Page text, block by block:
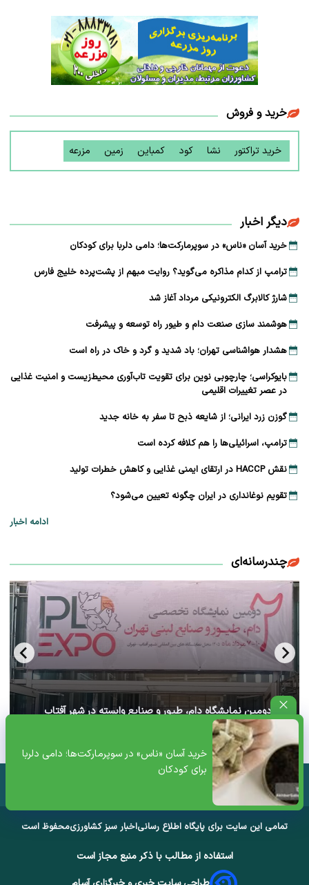
خرید آسان «ناس» در سوپرمارکت‌ها؛ دامی دلربا
برای کودکان
خرید و فروش
خرید تراکتور نشا کود کمباین زمین مزرعه
دیگر اخبار
خرید آسان «ناس» در سوپرمارکت‌ها؛ دامی دلربا برای کودکان
ترامپ از کدام مذاکره می‌گوید؟ روایت مبهم از پشت‌پرده خلیج فارس
شارژ کالابرگ الکترونیکی مرداد آغاز شد
هوشمند سازی صنعت دام و طیور راه توسعه و پیشرفت
هشدار هواشناسی تهران؛ باد شدید و گرد و خاک در راه است
بایوکراسی؛ چارچوبی نوین برای تقویت تاب‌آوری محیط‌زیست و امنیت غذایی
در عصر تغییرات اقلیمی
گوزن زرد ایرانی؛ از شایعه ذبح تا سفر به خانه جدید
ترامپ، اسرائیلی‌ها را هم کلافه کرده است
نقش HACCP در ارتقای ایمنی غذایی و کاهش خطرات تولید
تقویم نوغانداری در ایران چگونه تعیین می‌شود؟
ادامه اخبار
چندرسانه‌ای
آغاز دومین نمایشگاه دام، طیور و صنایع وابسته در شهر آفتاب
تهران+ ویدئو
تمامی این سایت برای پایگاه اطلاع رسانیاخبار سبز کشاورزیمحفوظ است
استفاده از مطالب با ذکر منبع مجاز است